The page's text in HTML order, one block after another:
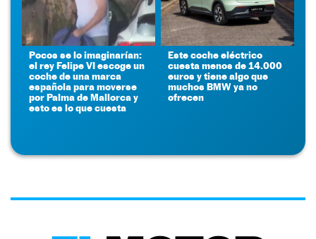
Pocos se lo imaginarían:
el rey Felipe VI escoge un
coche de una marca
española para moverse
por Palma de Mallorca y
esto es lo que cuesta
Este coche eléctrico
cuesta menos de 14.000
euros y tiene algo que
muchos BMW ya no
ofrecen